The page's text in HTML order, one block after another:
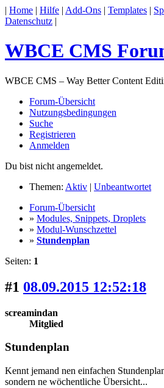
| Home | Hilfe | Add-Ons | Templates |
Datenschutz |
WBCE CMS
WBCE CMS – Way Better Content
Forum-Übersicht
Nutzungsbedingungen
Suche
Registrieren
Anmelden
Du bist nicht angemeldet.
Themen: Aktiv | Unbeantwortet
Forum-Übersicht
» Modules, Snippets, Droplets
» Modul-Wunschzettel
» Stundenplan
Seiten: 1
#1 08.09.2015 12:52:18
screamindan
Mitglied
Stundenplan
Kennt jemand nen einfachen
sondern ne wöchentliche Übersicht...